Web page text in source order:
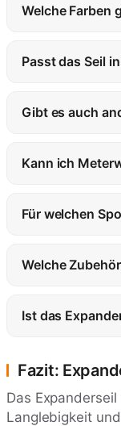
Welche Farben
Passt das Seil
Gibt es auch
Kann ich
Für welchen
Welche
Ist das
Fazit:
Das
Langlebigkeit